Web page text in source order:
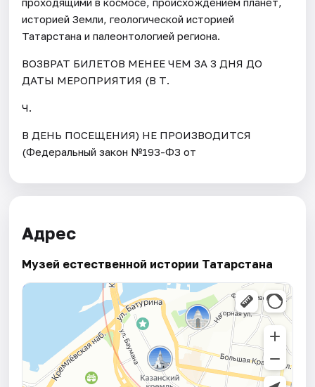
историей Земли, геологической историей
Татарстана и палеонтологией региона.
ВОЗВРАТ БИЛЕТОВ МЕНЕЕ ЧЕМ ЗА 3 ДНЯ ДО
ДАТЫ МЕРОПРИЯТИЯ (В Т.
Ч.
В ДЕНЬ ПОСЕЩЕНИЯ) НЕ ПРОИЗВОДИТСЯ
(Федеральный закон №193-ФЗ от
Адрес
Музей естественной истории Татарстана